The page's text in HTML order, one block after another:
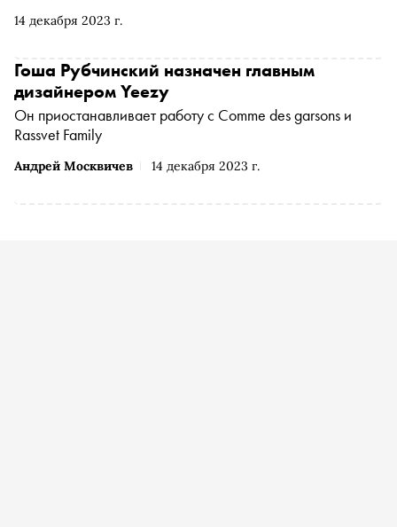
14 декабря 2023 г.
материале «Сноба»
Андрей Москвичев 14 декабря 2023 г.
Гоша Рубчинский назначен главным
дизайнером Yeezy
Он приостанавливает работу с Comme des garsons и
Rassvet Family